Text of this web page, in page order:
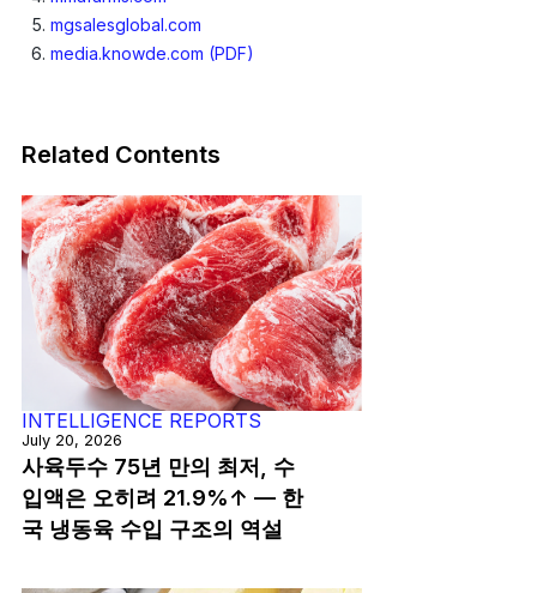
mgsalesglobal.com
media.knowde.com (PDF)
Related Contents
INTELLIGENCE REPORTS
July 20, 2026
사육두수 75년 만의 최저, 수
입액은 오히려 21.9%↑ — 한
국 냉동육 수입 구조의 역설